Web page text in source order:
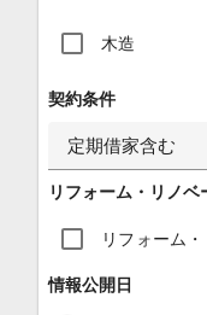
木造
契約条件
定期借家含む
リフォーム・リノベ
リフォーム
情報公開日